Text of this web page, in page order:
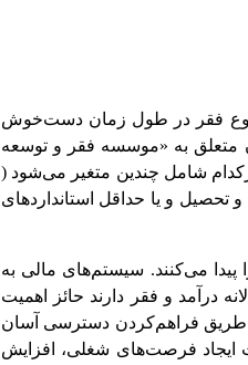
فقر در طول زمان دست‌خوش
متعلق به «موسسه فقر و توسعه
شامل چندین متغیر می‌شود (
و یا حداقل استانداردهای
پیدا می‌کنند. سیستم‌های مالی به
درآمد و فقر دارند حائز اهمیت
طریق فراهمکردن دسترسی آسان
ایجاد فرصت‌های شغلی، افزایش